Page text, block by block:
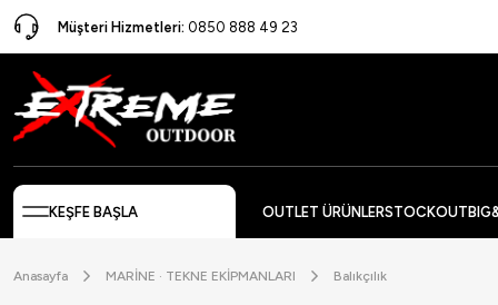
Müşteri Hizmetleri: 0850 888 49 23
KEŞFE BAŞLA OUTLET ÜRÜNLERSTOCKOUT
Anasayfa MARİNE · TEKNE EKİPMANLARI Balıkçılık